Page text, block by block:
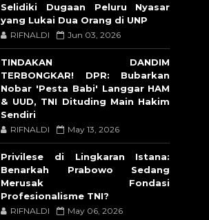
Selidiki Dugaan Peluru Nyasar
yang Lukai Dua Orang di UNP
RIFNALDI Jun 03, 2026
TINDAKAN DANDIM
TERBONGKAR! DPR: Bubarkan
Nobar 'Pesta Babi' Langgar HAM
& UUD, TNI Dituding Main Hakim
Sendiri
RIFNALDI May 13, 2026
Privilese di Lingkaran Istana:
Benarkah Prabowo Sedang
Merusak Fondasi
Profesionalisme TNI?
RIFNALDI May 06, 2026